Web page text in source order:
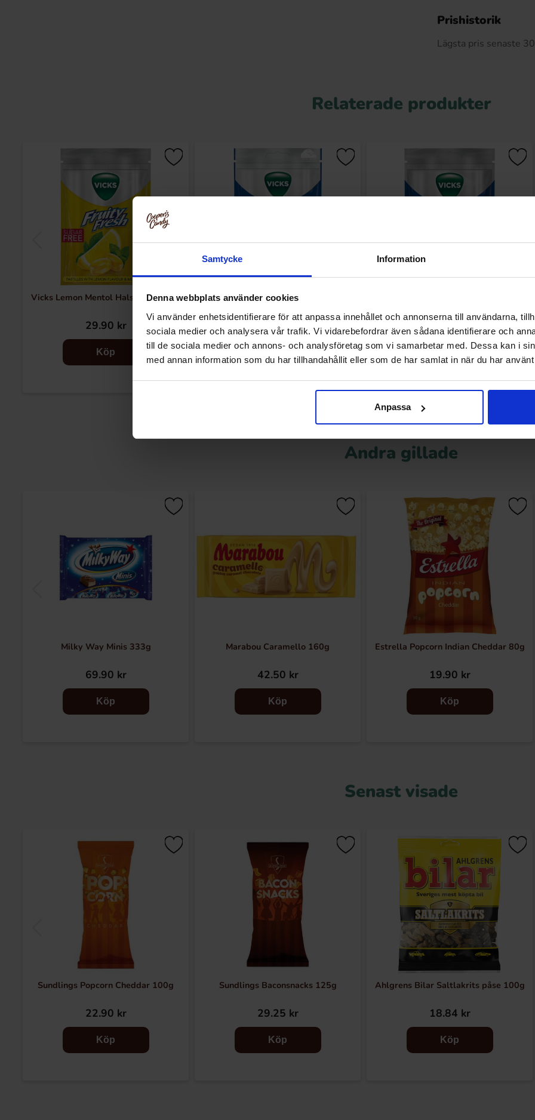
Samtycke Information
Denna webbplats använder cookies
Vi använder enhetsidentifierare för att anpassa innehållet och annonserna till användarna,
sociala medier och analysera vår trafik. Vi vidarebefordrar även sådana identifierare och
till de sociala medier och annons- och analysföretag som vi samarbetar med. Dessa kan i
med annan information som du har tillhandahållit eller som de har samlat in när du har
Anpassa
Prishistorik
Lägsta pris senaste
Relaterade produkter
Vicks Lemon Mentol Halstablett 72g
29.90 kr
Köp
Vicks Honey Fresh Ginger 72g
28.30 kr
Köp
28.30 kr
Köp
Andra gillade
Milky Way Minis 333g
69.90 kr
Köp
Marabou Caramello 160g
42.50 kr
Köp
Estrella Popcorn Indian Cheddar 80g
19.90 kr
Köp
Senast visade
Sundlings Popcorn Cheddar 100g
22.90 kr
Köp
Sundlings Baconsnacks 125g
29.25 kr
Köp
Ahlgrens Bilar Saltlakrits påse 100g
18.84 kr
Köp